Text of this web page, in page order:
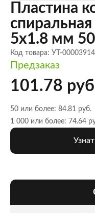
Пластина
5х1.8 мм
Код товара: УТ-00003914
Предзаказ
101.78
50 или более: 84.81 руб.
1 000 или более: 74.64